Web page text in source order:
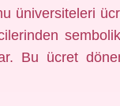
üniversiteleri
Bu ücret